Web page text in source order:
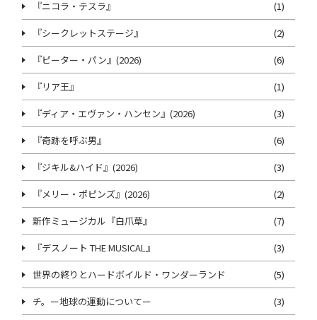
『ニコラ・テスラ』
(1)
『シークレットステージ』
(2)
『ピーター・パン』(2026)
(6)
『リア王』
(1)
『ディア・エヴァン・ハンセン』(2026)
(3)
『奇跡を呼ぶ男』
(6)
『ジキル&ハイド』(2026)
(3)
『メリー・ポピンズ』(2026)
(2)
新作ミュージカル『白爪草』
(7)
『デスノート THE MUSICAL』
(3)
世界の終りとハードボイルド・ワンダーランド
(5)
チ。ー地球の運動についてー
(3)